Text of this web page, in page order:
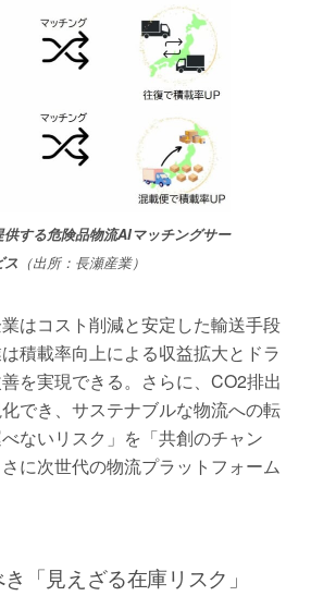
する危険品物流AIマッチングサー
ス （出所：長瀬産業）
はコスト削減と安定した輸送手段
積載率向上による収益拡大とドラ
を実現できる。さらに、CO2排出
でき、サステナブルな物流への転
ないリスク」を「共創のチャン
に次世代の物流プラットフォーム
「見えざる在庫リスク」